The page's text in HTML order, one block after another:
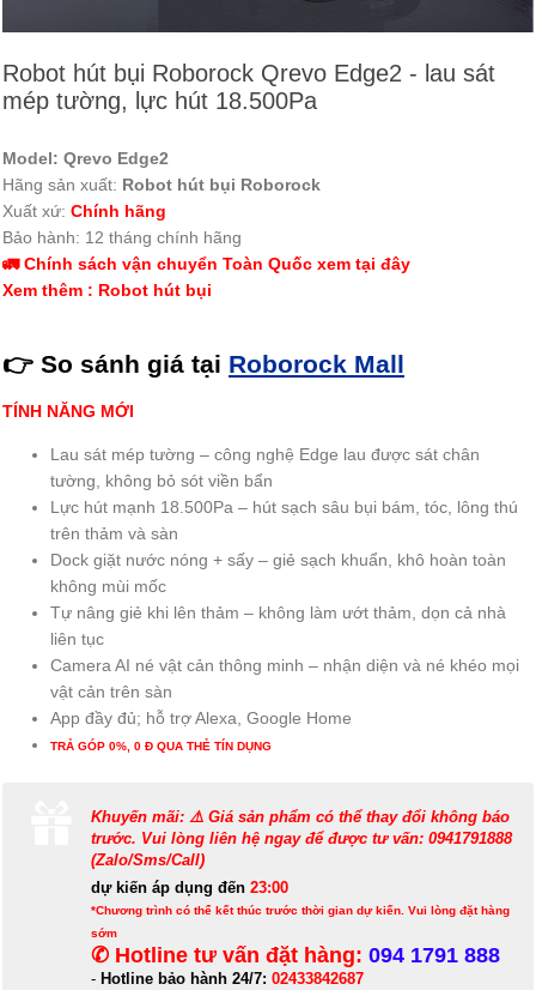
Robot hút bụi Roborock Qrevo Edge2 - lau sát
mép tường, lực hút 18.500Pa
Model: Qrevo Edge2
Hãng sản xuất: Robot hút bụi Roborock
Xuất xứ: Chính hãng
Bảo hành: 12 tháng chính hãng
🚛 Chính sách vận chuyển Toàn Quốc xem tại đây
Xem thêm : Robot hút bụi
👉 So sánh giá tại Roborock Mall
TÍNH NĂNG MỚI
Lau sát mép tường – công nghệ Edge lau được sát chân
tường, không bỏ sót viền bẩn
Lực hút mạnh 18.500Pa – hút sạch sâu bụi bám, tóc, lông thú
trên thảm và sàn
Dock giặt nước nóng + sấy – giẻ sạch khuẩn, khô hoàn toàn
không mùi mốc
Tự nâng giẻ khi lên thảm – không làm ướt thảm, dọn cả nhà
liên tục
Camera AI né vật cản thông minh – nhận diện và né khéo mọi
vật cản trên sàn
App đầy đủ; hỗ trợ Alexa, Google Home
TRẢ GÓP 0%, 0 Đ QUA THẺ TÍN DỤNG
Khuyến mãi: ⚠️ Giá sản phẩm có thể thay đổi không báo
trước. Vui lòng liên hệ ngay để được tư vấn: 0941791888
(Zalo/Sms/Call)
dự kiến áp dụng đến 23:00
*Chương trình có thể kết thúc trước thời gian dự kiến. Vui lòng đặt hàng
sớm
✆ Hotline tư vấn đặt hàng: 094 1791 888
- Hotline bảo hành 24/7: 02433842687